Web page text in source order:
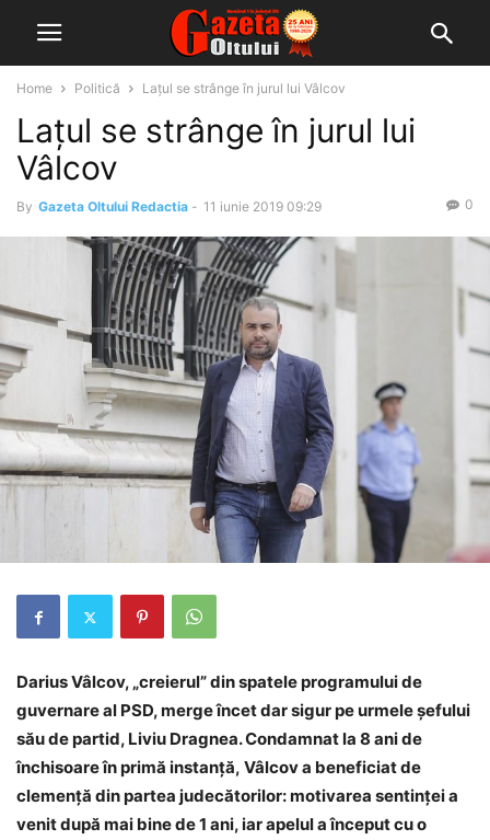
Home Politică Lațul se strânge în jurul lui Vâlcov
Lațul se strânge în jurul lui
Vâlcov
By Gazeta Oltului Redactia - 11 iunie 2019 09:29 0
Darius Vâlcov, „creierul” din spatele programului de
guvernare al PSD, merge încet dar sigur pe urmele șefului
său de partid, Liviu Dragnea. Condamnat la 8 ani de
închisoare în primă instanță, Vâlcov a beneficiat de
clemență din partea judecătorilor: motivarea sentinței a
venit după mai bine de 1 ani, iar apelul a început cu o